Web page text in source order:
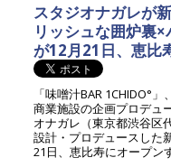
スタジオナガレが
リッシュな囲炉裏×
が12月21日、恵比
「味噌汁BAR 1CHIDO°
商業施設の企画プロデュ
オナガレ（東京都渋谷区
設計・プロデュースした
21日、恵比寿にオープン